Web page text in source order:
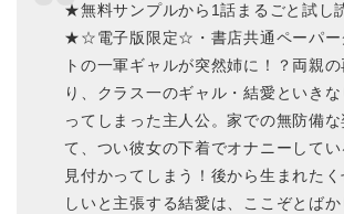
★無料サンプルから1話まるごと試し
★☆電子版限定☆・書店共通ペーパー
トの一軍ギャルが突然姉に！？両親の
り、クラス一のギャル・結愛といき
ってしまった主人公。家での無防備な
て、つい彼女の下着でオナニーして
見付かってしまう！後から生まれた
しいと主張する結愛は、ここぞとば